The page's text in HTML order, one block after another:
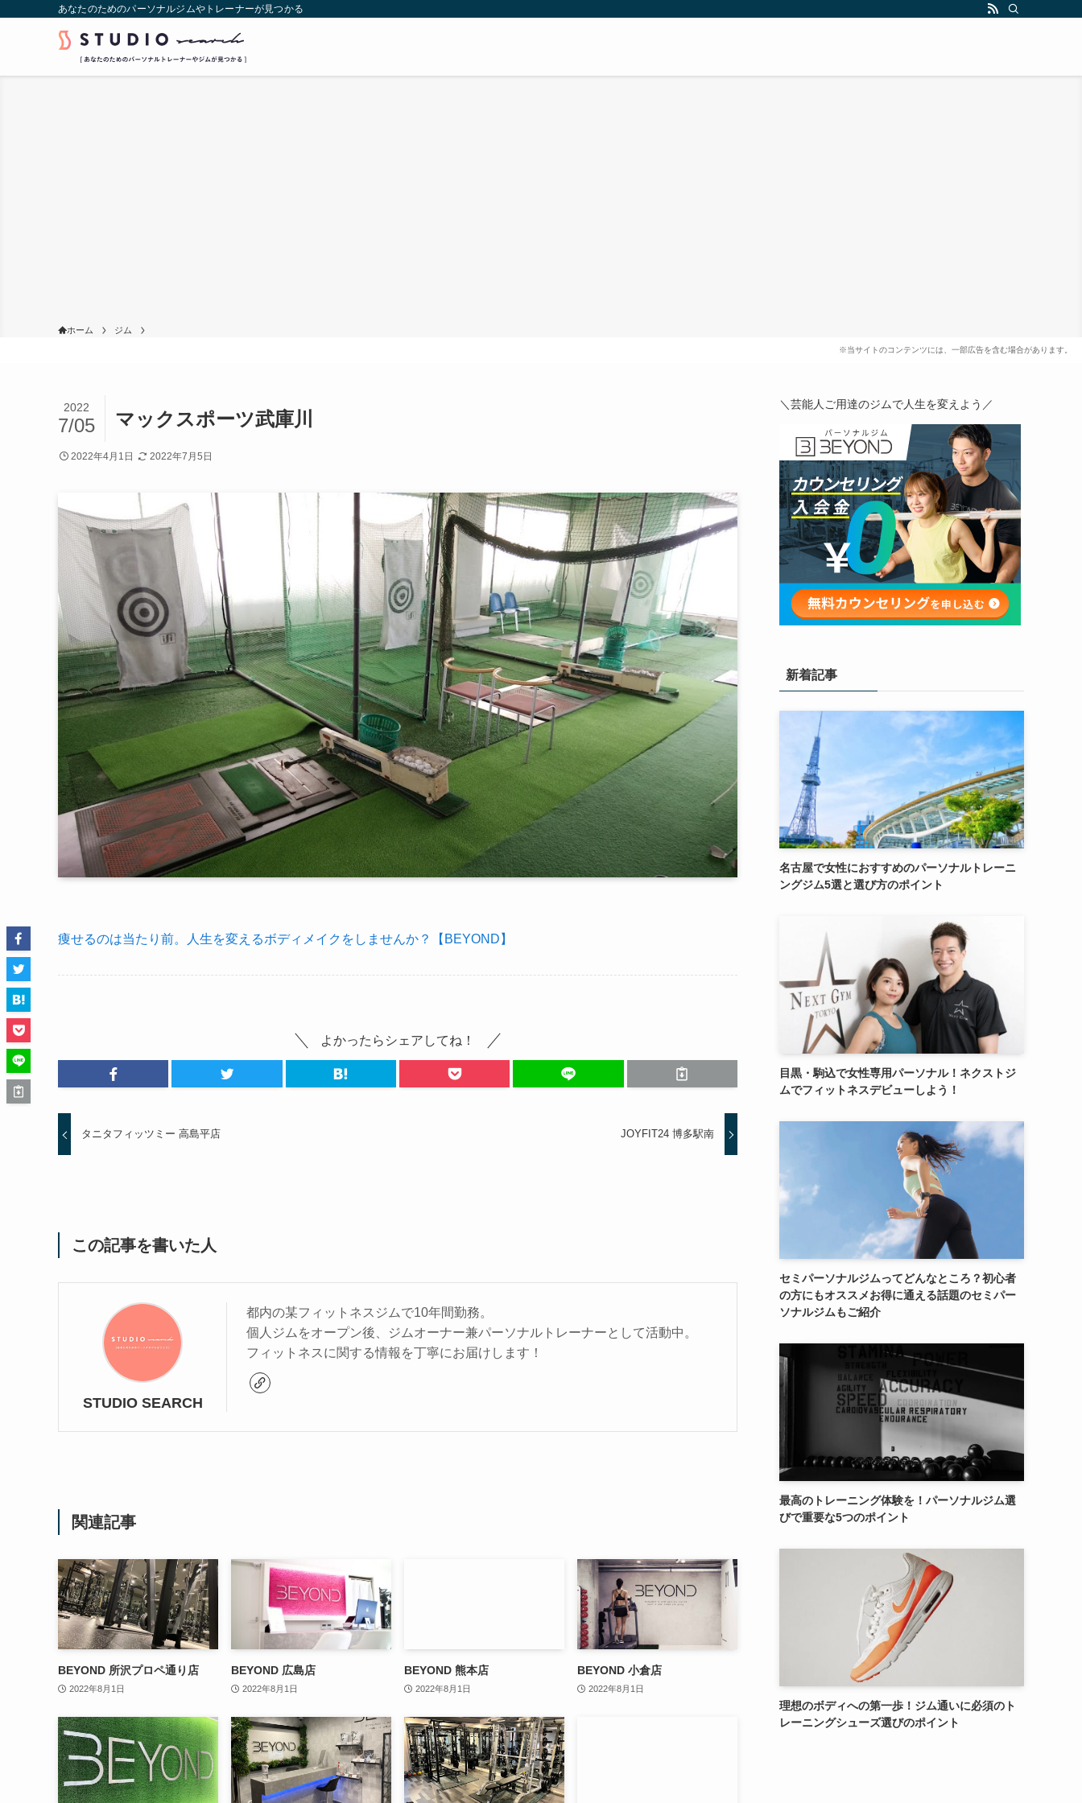
あなたのためのパーソナルジムやトレーナーが見つかる
ホーム ジム
マックスポーツ武庫川
2022
7/05
2022年4月1日 2022年7月5日
痩せるのは当たり前。人生を変えるボディメイクをしませんか？【BEYOND】
よかったらシェアしてね！
タニタフィッツミー 高島平店 JOYFIT24 博多駅南
この記事を書いた人
STUDIO SEARCH
都内の某フィットネスジムで10年間勤務。
個人ジムをオープン後、ジムオーナー兼パーソナルトレーナーとして活動中。
フィットネスに関する情報を丁寧にお届けします！
関連記事
BEYOND 所沢プロペ通り店
2022年8月1日
BEYOND 広島店
2022年8月1日
BEYOND 熊本店
2022年8月1日
BEYOND 小倉店
2022年8月1日
＼芸能人ご用達のジムで人生を変えよう／
新着記事
名古屋で女性におすすめのパーソナルトレーニ
ングジム5選と選び方のポイント
目黒・駒込で女性専用パーソナル！ネクストジ
ムでフィットネスデビューしよう！
セミパーソナルジムってどんなところ？初心者
の方にもオススメお得に通える話題のセミパー
ソナルジムもご紹介
最高のトレーニング体験を！パーソナルジム選
びで重要な5つのポイント
理想のボディへの第一歩！ジム通いに必須のト
レーニングシューズ選びのポイント